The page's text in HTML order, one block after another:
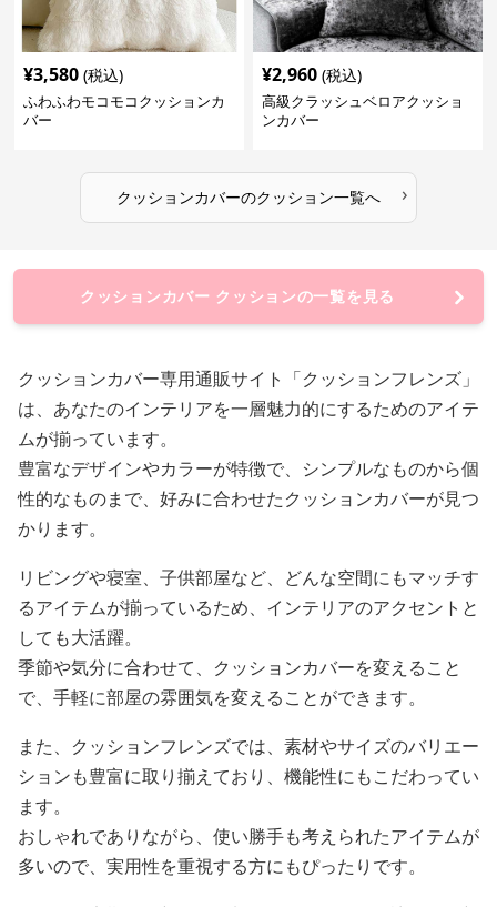
¥3,580 (税込)
ふわふわモコモコクッションカ
バー
¥2,960 (税込)
高級クラッシュベロアクッショ
ンカバー
クッションカバーのクッション一覧へ ›
クッションカバー クッションの一覧を見る
クッションカバー専用通販サイト「クッションフレンズ」
は、あなたのインテリアを一層魅力的にするためのアイテ
ムが揃っています。
豊富なデザインやカラーが特徴で、シンプルなものから個
性的なものまで、好みに合わせたクッションカバーが見つ
かります。
リビングや寝室、子供部屋など、どんな空間にもマッチす
るアイテムが揃っているため、インテリアのアクセントと
しても大活躍。
季節や気分に合わせて、クッションカバーを変えること
で、手軽に部屋の雰囲気を変えることができます。
また、クッションフレンズでは、素材やサイズのバリエー
ションも豊富に取り揃えており、機能性にもこだわってい
ます。
おしゃれでありながら、使い勝手も考えられたアイテムが
多いので、実用性を重視する方にもぴったりです。